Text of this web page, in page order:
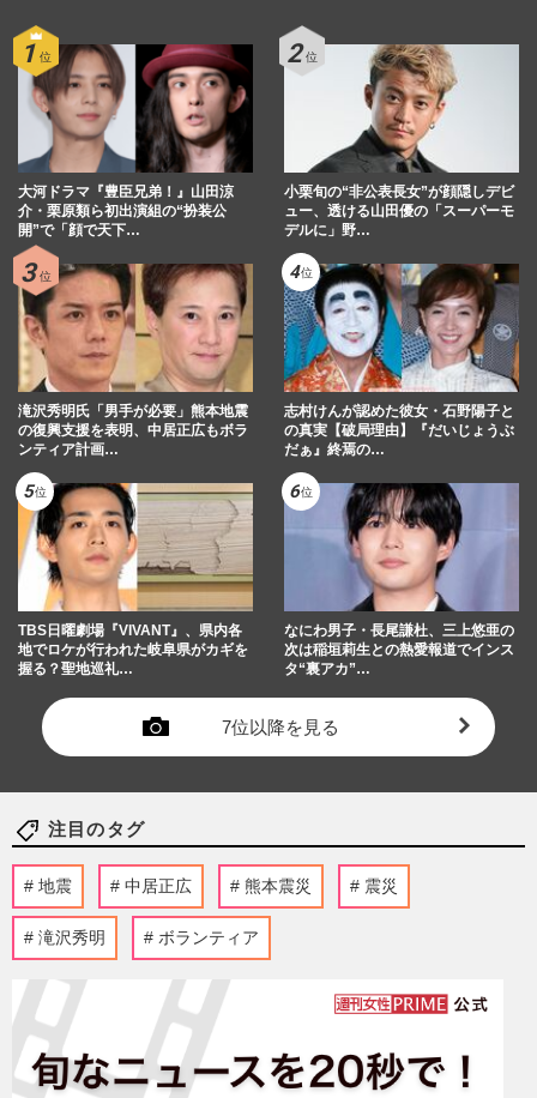
大河ドラマ『豊臣兄弟！』山田涼
介・栗原類ら初出演組の“扮装公
開”で「顔で天下…
小栗旬の“非公表長女”が顔隠しデビ
ュー、透ける山田優の「スーパーモ
デルに」野…
滝沢秀明氏「男手が必要」熊本地震
の復興支援を表明、中居正広もボラ
ンティア計画…
志村けんが認めた彼女・石野陽子と
の真実【破局理由】『だいじょうぶ
だぁ』終焉の…
TBS日曜劇場『VIVANT』、県内各
地でロケが行われた岐阜県がカギを
握る？聖地巡礼…
なにわ男子・長尾謙杜、三上悠亜の
次は稲垣莉生との熱愛報道でインス
タ“裏アカ”…
7位以降を見る
注目のタグ
地震 中居正広 熊本震災 震災
滝沢秀明 ボランティア